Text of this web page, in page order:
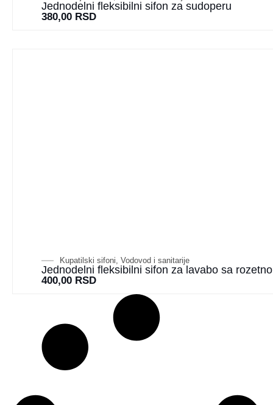
Jednodelni fleksibilni sifon za sudoperu
380,00 RSD
Kupatilski sifoni, Vodovod i sanitarije
Jednodelni fleksibilni sifon za lavabo sa
400,00 RSD